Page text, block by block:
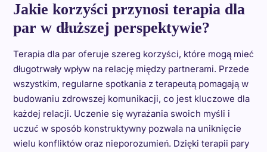
Jakie korzyści przynosi terapia dla
par w dłuższej perspektywie?
Terapia dla par oferuje szereg korzyści, które mogą mieć
długotrwały wpływ na relację między partnerami. Przede
wszystkim, regularne spotkania z terapeutą pomagają w
budowaniu zdrowszej komunikacji, co jest kluczowe dla
każdej relacji. Uczenie się wyrażania swoich myśli i
uczuć w sposób konstruktywny pozwala na uniknięcie
wielu konfliktów oraz nieporozumień. Dzięki terapii pary